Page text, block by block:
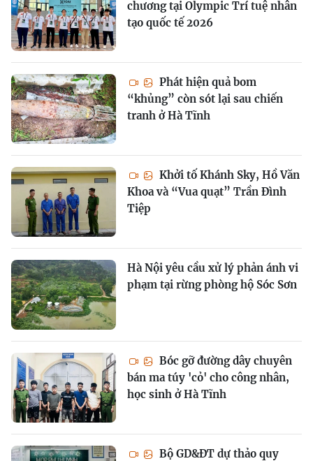
chương tại Olympic Trí tuệ nhân
tạo quốc tế 2026
Phát hiện quả bom
“khủng” còn sót lại sau chiến
tranh ở Hà Tĩnh
Khởi tố Khánh Sky, Hồ Văn
Khoa và “Vua quạt” Trần Đình
Tiệp
Hà Nội yêu cầu xử lý phản ánh vi
phạm tại rừng phòng hộ Sóc Sơn
Bóc gỡ đường dây chuyên
bán ma túy 'cỏ' cho công nhân,
học sinh ở Hà Tĩnh
Bộ GD&ĐT dự thảo quy